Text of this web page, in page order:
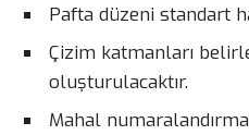
Pafta düzeni standart
Çizim katmanları
oluşturulacaktır.
Mahal